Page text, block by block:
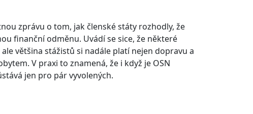
zprávu o tom, jak členské státy rozhodly, že
finanční odměnu. Uvádí se sice, že některé
většina stážistů si nadále platí nejen dopravu a
V praxi to znamená, že i když je OSN
jen pro pár vyvolených.